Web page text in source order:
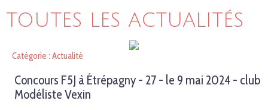
TOUTES LES ACTUALITÉS
Catégorie : Actualité
Concours F5J à Étrépagny - 27 - le 9 mai 2024 - club
Modéliste Vexin